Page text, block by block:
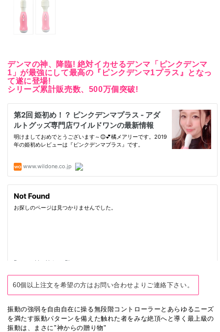
デンマの神、降臨! 絶対イカせるデンマ「ピンクデンマ
1」が最強にして最高の『ピンクデンマ1プラス』となっ
て遂に登場!
シリーズ累計販売数、500万個突破!
60個以上注文を希望の方はお問い合わせよりご連絡下さい。
振動の強弱を自由自在に操る無段階コントローラーとあらゆるニーズ
を満たす振動パターンを備えた触れた者をみな絶頂へと導く最上級の
振動は、まさに"神からの贈り物"